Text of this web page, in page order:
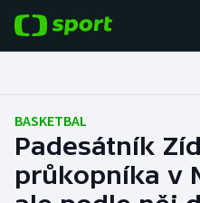
Fotbal
Hokej
BASKETBAL
Padesátník
průkopníka v